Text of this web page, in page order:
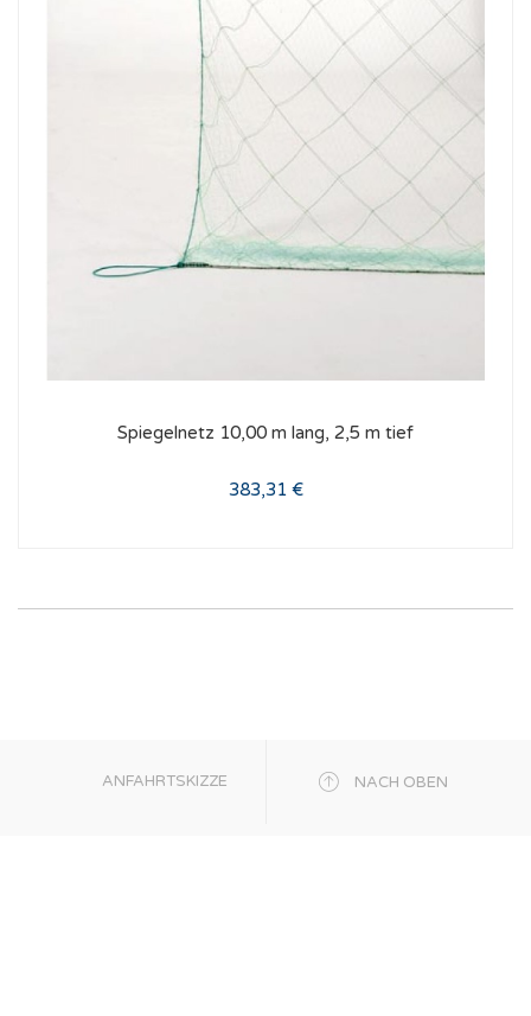
Spiegelnetz 10,00 m lang, 2,5 m tief
383,31 €
NACH OBEN
ANFAHRTSKIZZE